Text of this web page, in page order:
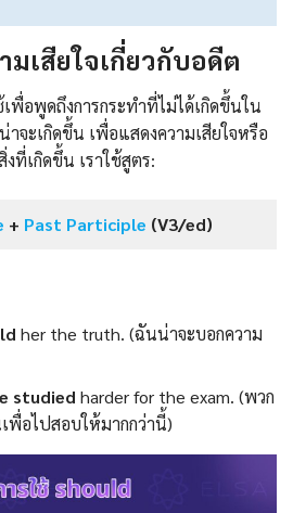
เสียใจเกี่ยวกับอดีต
พื่อพูดถึงการกระทำที่ไม่ได้เกิดขึ้นใน
จะเกิดขึ้น เพื่อแสดงความเสียใจหรือ
ที่เกิดขึ้น เราใช้สูตร:
+ Past Participle (V3/ed)
her the truth. (ฉันน่าจะบอกความ
studied harder for the exam. (พวก
เพื่อไปสอบให้มากกว่านี้)